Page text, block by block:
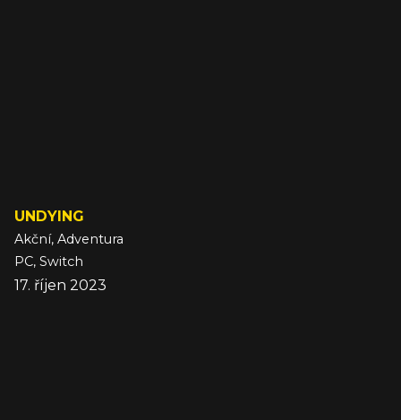
UNDYING
Akční, Adventura
PC, Switch
17. říjen 2023